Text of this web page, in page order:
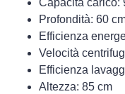
Capacità carico:
Profondità: 60
Efficienza
Velocità
Efficienza
Altezza: 85 cm